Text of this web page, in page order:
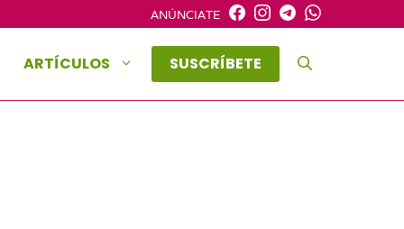
ANÚNCIATE
ARTÍCULOS SUSCRÍBETE